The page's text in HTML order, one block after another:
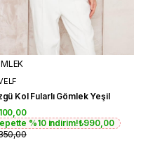
Kol Fularlı Gömlek Yeşil
%10 indirim!₺990,00